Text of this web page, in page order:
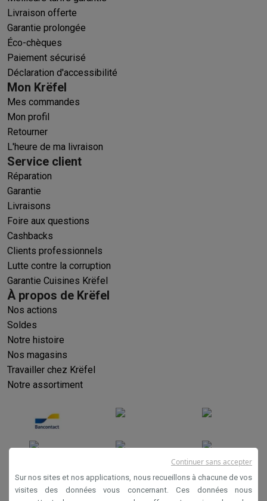
Livraison offerte
Garantie prolongée
Éco-chèques
Paiement sécurisé
Déclaration d'accessibilité
Mon Krëfel
Mes commandes
Mon profil
Retourner
L'heure de ma livraison
Service client
Réparation
Garantie
Livraisons
Foire aux questions
Cashbacks
Clients professionnels
Lutte contre la corruption
Garantie Cuisines Krëfel
À propos de Krëfel
Nos actions
Soldes
Notre histoire
Nos magasins
Travailler chez Krëfel
Notre assortiment
Sur nos sites et nos applications, nous recueillons à chacune de vos
visites des données vous concernant. Ces données nous
Continuer sans accepter